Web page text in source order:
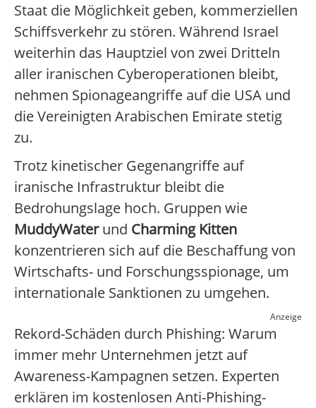
Staat die Möglichkeit geben, kommerziellen
Schiffsverkehr zu stören. Während Israel
weiterhin das Hauptziel von zwei Dritteln
aller iranischen Cyberoperationen bleibt,
nehmen Spionageangriffe auf die USA und
die Vereinigten Arabischen Emirate stetig
zu.
Trotz kinetischer Gegenangriffe auf
iranische Infrastruktur bleibt die
Bedrohungslage hoch. Gruppen wie
MuddyWaterund Charming Kitten
konzentrieren sich auf die Beschaffung von
Wirtschafts- und Forschungsspionage, um
internationale Sanktionen zu umgehen.
Anzeige
Rekord-Schäden durch Phishing: Warum
immer mehr Unternehmen jetzt auf
Awareness-Kampagnen setzen. Experten
erklären im kostenlosen Anti-Phishing-